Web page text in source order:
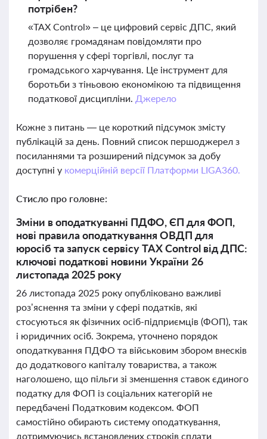
потрібен?
«TAX Control» – це цифровий сервіс ДПС, який
дозволяє громадянам повідомляти про
порушення у сфері торгівлі, послуг та
громадського харчування. Це інструмент для
боротьби з тіньовою економікою та підвищення
податкової дисципліни. Джерело
Кожне з питань — це короткий підсумок змісту
публікацій за день. Повний список першоджерел з
посиланнями та розширений підсумок за добу
доступні у комерційній версії Платформи LIGA360.
Стисло про головне:
Зміни в оподаткуванні ПДФО, ЄП для ФОП,
нові правила оподаткування ОВДП для
юросіб та запуск сервісу TAX Control від ДПС:
ключові податкові новини України 26
листопада 2025 року
26 листопада 2025 року опубліковано важливі
роз’яснення та зміни у сфері податків, які
стосуються як фізичних осіб-підприємців (ФОП), так
і юридичних осіб. Зокрема, уточнено порядок
оподаткування ПДФО та військовим збором внесків
до додаткового капіталу товариства, а також
наголошено, що пільги зі зменшення ставок єдиного
податку для ФОП із соціальних категорій не
передбачені Податковим кодексом. ФОП
самостійно обирають систему оподаткування,
дотримуючись встановлених строків сплати